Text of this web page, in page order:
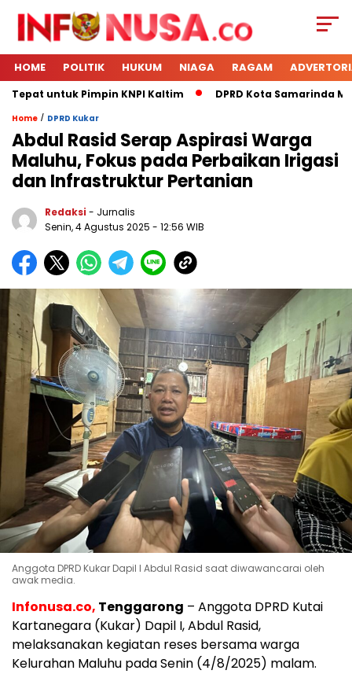
HOME POLITIK HUKUM NIAGA RAGAM
untuk Pimpin KNPI Kaltim DPRD Kota Samarinda
Home / DPRD Kukar
Abdul Rasid Serap Aspirasi Warga
Maluhu, Fokus pada Perbaikan Irigasi
dan Infrastruktur Pertanian
Redaksi - Jurnalis
Senin, 4 Agustus 2025 - 12:56 WIB
Anggota DPRD Kukar Dapil I Abdul Rasid saat diwawancarai oleh
awak media.
Infonusa.co, Tenggarong – Anggota DPRD Kutai
Kartanegara (Kukar) Dapil I, Abdul Rasid,
melaksanakan kegiatan reses bersama warga
Kelurahan Maluhu pada Senin (4/8/2025) malam.